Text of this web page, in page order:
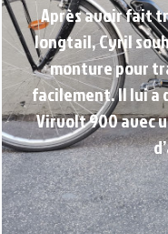
Après avoir fait
longtail, Cyril
monture pour
facilement. Il lui a
Virvolt 900 avec